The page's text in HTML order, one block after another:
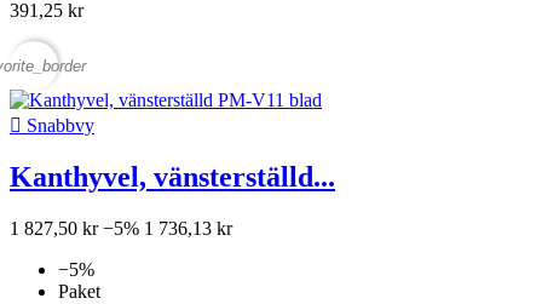
391,25 kr
 Snabbvy
Kanthyvel, vänsterställd...
1 827,50 kr −5% 1 736,13 kr
−5%
Paket